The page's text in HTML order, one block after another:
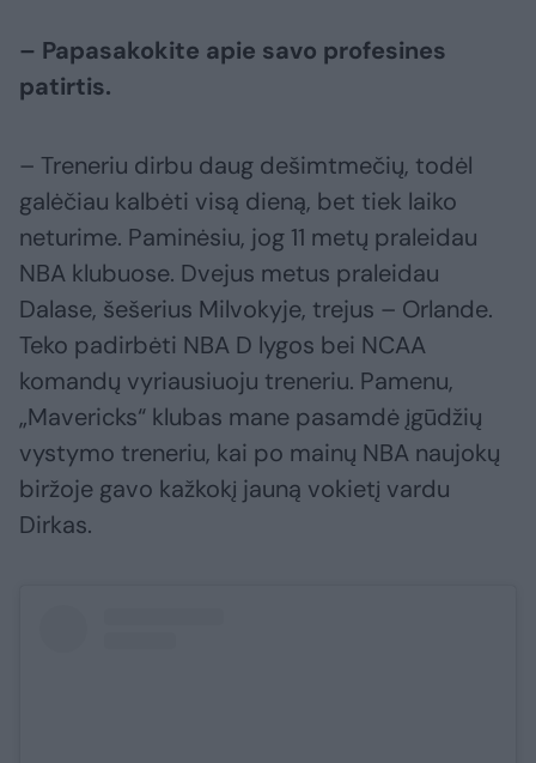
– Papasakokite apie savo profesines
patirtis.
– Treneriu dirbu daug dešimtmečių, todėl
galėčiau kalbėti visą dieną, bet tiek laiko
neturime. Paminėsiu, jog 11 metų praleidau
NBA klubuose. Dvejus metus praleidau
Dalase, šešerius Milvokyje, trejus – Orlande.
Teko padirbėti NBA D lygos bei NCAA
komandų vyriausiuoju treneriu. Pamenu,
„Mavericks“ klubas mane pasamdė įgūdžių
vystymo treneriu, kai po mainų NBA naujokų
biržoje gavo kažkokį jauną vokietį vardu
Dirkas.